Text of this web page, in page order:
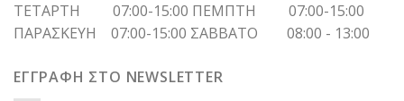
ΤΕΤΑΡΤΗ 07:00-15:00 ΠΕΜΠΤΗ 07:00-15:00
ΠΑΡΑΣΚΕΥΗ 07:00-15:00 ΣΑΒΒΑΤΟ 08:00 - 13:00
ΕΓΓΡΑΦΗ ΣΤΟ NEWSLETTER